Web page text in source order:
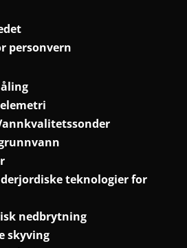
personvern
teknologier for
nedbrytning
skyving